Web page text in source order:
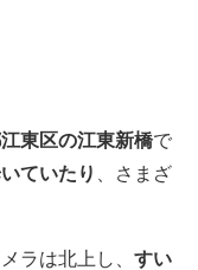
東区の江東新橋で
ていたり
、さまざ
ラは北上し、 すい